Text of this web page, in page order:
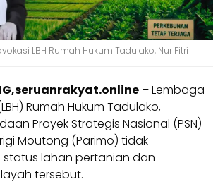
LBH Rumah Hukum Tadulako, Nur Fitri
– Lembaga
Rumah Hukum Tadulako,
Proyek Strategis Nasional (PSN)
Moutong (Parimo) tidak
lahan pertanian dan
tersebut.